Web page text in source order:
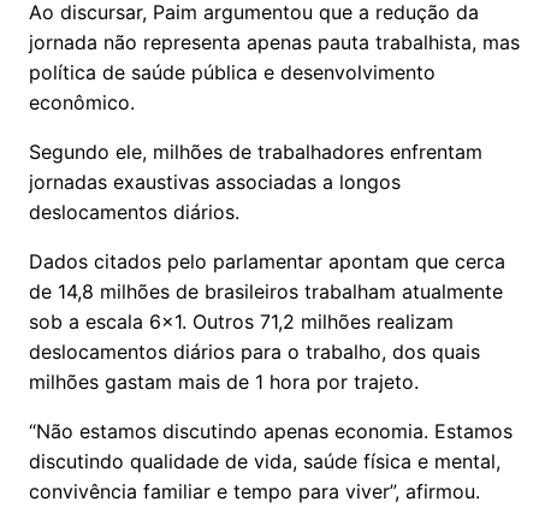
Ao discursar, Paim argumentou que a redução da
jornada não representa apenas pauta trabalhista, mas
política de saúde pública e desenvolvimento
econômico.
Segundo ele, milhões de trabalhadores enfrentam
jornadas exaustivas associadas a longos
deslocamentos diários.
Dados citados pelo parlamentar apontam que cerca
de 14,8 milhões de brasileiros trabalham atualmente
sob a escala 6x1. Outros 71,2 milhões realizam
deslocamentos diários para o trabalho, dos quais
milhões gastam mais de 1 hora por trajeto.
“Não estamos discutindo apenas economia. Estamos
discutindo qualidade de vida, saúde física e mental,
convivência familiar e tempo para viver”, afirmou.